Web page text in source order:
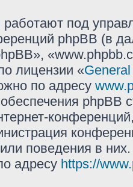
под
phpBB (в
лицензии «
по адресу
phpBB
поведения в
адресу https://